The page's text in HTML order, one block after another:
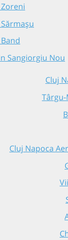
Sangiorgiu Nou
Cluj
Cluj Napoca